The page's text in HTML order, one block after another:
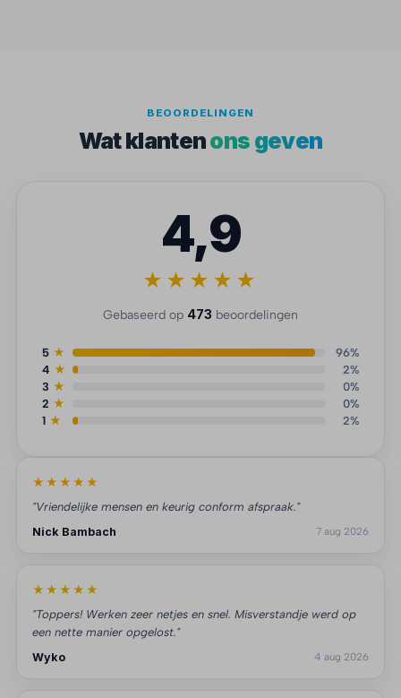
BEOORDELINGEN
Wat klantenons geven
4,9
★★★★★
Gebaseerd op 473 beoordelingen
5 ★
96%
4 ★
2%
3 ★
0%
2 ★
0%
1 ★ 2%
★★★★★
"Vriendelijke mensen en keurig conform afspraak."
Nick Bambach
7 aug 2026
★★★★★
"Toppers! Werken zeer netjes en snel. Misverstandje werd op
een nette manier opgelost."
Wyko
4 aug 2026